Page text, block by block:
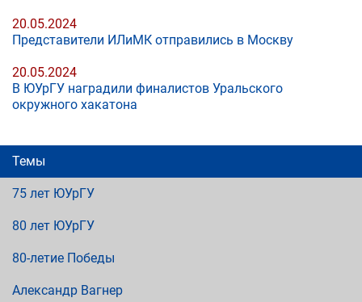
20.05.2024
Представители ИЛиМК отправились в Москву
20.05.2024
В ЮУрГУ наградили финалистов Уральского
окружного хакатона
Темы
75 лет ЮУрГУ
80 лет ЮУрГУ
80-летие Победы
Александр Вагнер